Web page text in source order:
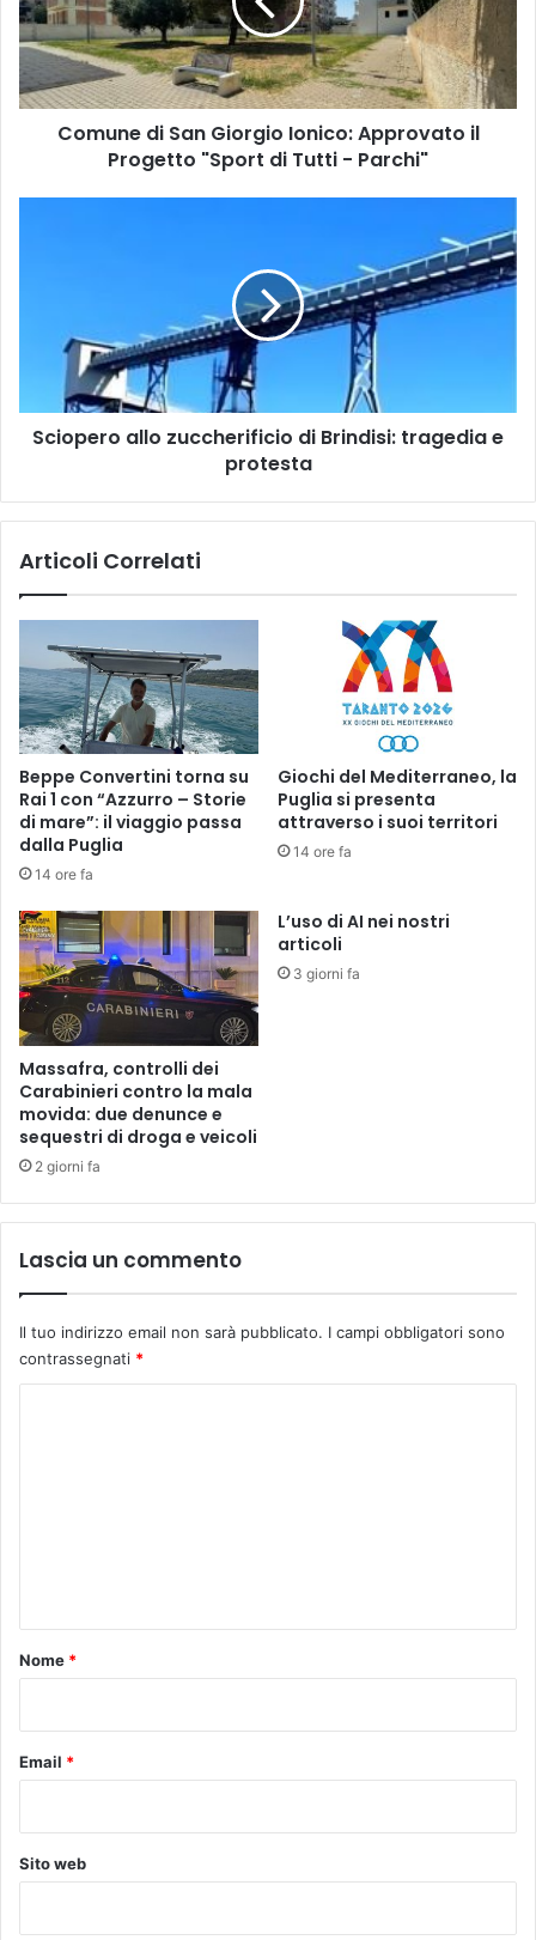
Ionico:
Approvato
il
Progetto
"Sport
Comune di San Giorgio Ionico: Approvato il
Progetto "Sport di Tutti - Parchi"
tragedia
protesta
Sciopero allo zuccherificio di Brindisi: tragedia e
protesta
Articoli Correlati
Beppe Convertini torna su
Rai 1 con “Azzurro – Storie
di mare”: il viaggio passa
dalla Puglia
14 ore fa
Giochi del Mediterraneo, la
Puglia si presenta
attraverso i suoi territori
14 ore fa
Massafra, controlli dei
Carabinieri contro la mala
movida: due denunce e
sequestri di droga e veicoli
2 giorni fa
L’uso di AI nei nostri
articoli
3 giorni fa
Lascia un commento
Il tuo indirizzo email non sarà pubblicato. I campi obbligatori sono
contrassegnati *
o
Nome *
Email *
Sito web